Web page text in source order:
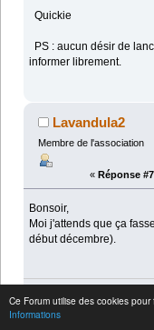
Ce Forum utilise des cookies
Informations
Quickie
PS : aucun désir de
informer librement.
Lavandula2
Membre de l'association
« Réponse
Bonsoir,
Moi j'attends que ça
début décembre).